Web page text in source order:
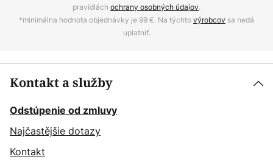
pravidlách ochrany osobných údajov.
*minimálna hodnota objednávky je 99 €. Na týchtovýrobcov sa nedá
uplatniť.
Kontakt a služby
Odstúpenie od zmluvy
Najčastějšie dotazy
Kontakt